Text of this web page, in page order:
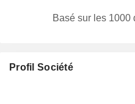
Basé sur les 1000
Profil Société